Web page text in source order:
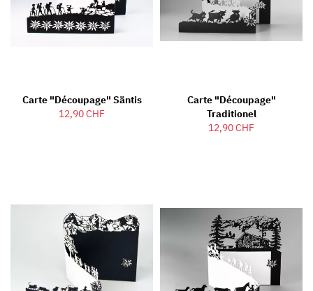
Carte "découpage" Säntis
12,90 CHF
Carte "découpage"
Traditionel
12,90 CHF